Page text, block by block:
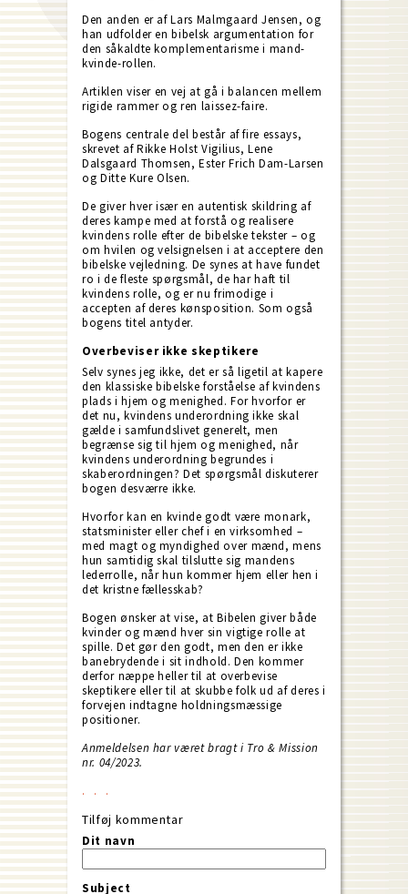
Den anden er af Lars Malmgaard Jensen, og
han udfolder en bibelsk argumentation for
den såkaldte komplementarisme i mand-
kvinde-rollen.
Artiklen viser en vej at gå i balancen mellem
rigide rammer og ren laissez-faire.
Bogens centrale del består af fire essays,
skrevet af Rikke Holst Vigilius, Lene
Dalsgaard Thomsen, Ester Frich Dam-Larsen
og Ditte Kure Olsen.
De giver hver især en autentisk skildring af
deres kampe med at forstå og realisere
kvindens rolle efter de bibelske tekster – og
om hvilen og velsignelsen i at acceptere den
bibelske vejledning. De synes at have fundet
ro i de fleste spørgsmål, de har haft til
kvindens rolle, og er nu frimodige i
accepten af deres kønsposition. Som også
bogens titel antyder.
Overbeviser ikke skeptikere
Selv synes jeg ikke, det er så ligetil at kapere
den klassiske bibelske forståelse af kvindens
plads i hjem og menighed. For hvorfor er
det nu, kvindens underordning ikke skal
gælde i samfundslivet generelt, men
begrænse sig til hjem og menighed, når
kvindens underordning begrundes i
skaberordningen? Det spørgsmål diskuterer
bogen desværre ikke.
Hvorfor kan en kvinde godt være monark,
statsminister eller chef i en virksomhed –
med magt og myndighed over mænd, mens
hun samtidig skal tilslutte sig mandens
lederrolle, når hun kommer hjem eller hen i
det kristne fællesskab?
Bogen ønsker at vise, at Bibelen giver både
kvinder og mænd hver sin vigtige rolle at
spille. Det gør den godt, men den er ikke
banebrydende i sit indhold. Den kommer
derfor næppe heller til at overbevise
skeptikere eller til at skubbe folk ud af deres i
forvejen indtagne holdningsmæssige
positioner.
Anmeldelsen har været bragt i Tro & Mission
nr. 04/2023.
Tilføj kommentar
Dit navn
Subject